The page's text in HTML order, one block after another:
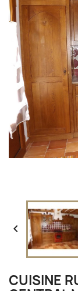

CUISINE